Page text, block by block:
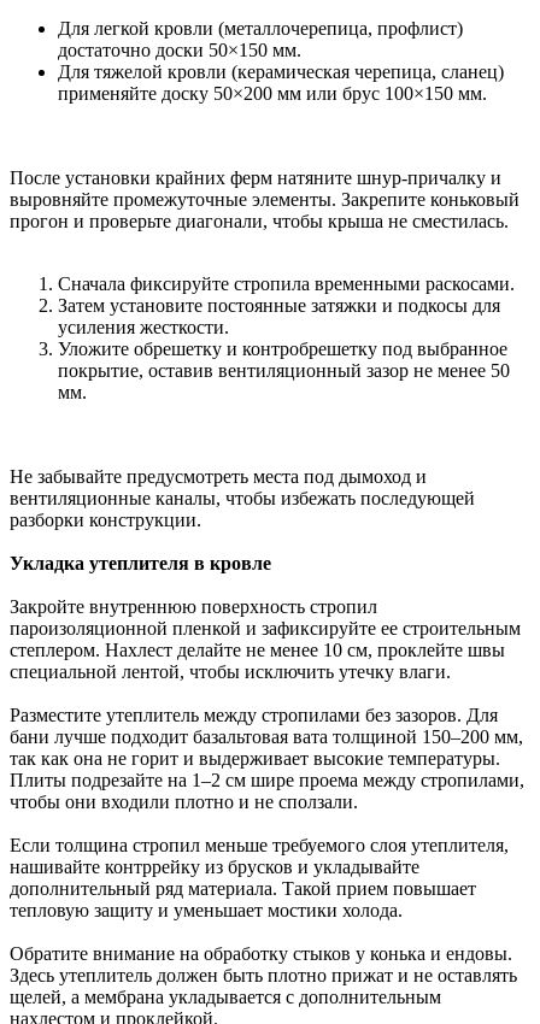
Для легкой кровли (металлочерепица, профлист)
достаточно доски 50×150 мм.
Для тяжелой кровли (керамическая черепица, сланец)
применяйте доску 50×200 мм или брус 100×150 мм.
После установки крайних ферм натяните шнур-причалку и
выровняйте промежуточные элементы. Закрепите коньковый
прогон и проверьте диагонали, чтобы крыша не сместилась.
Сначала фиксируйте стропила временными раскосами.
Затем установите постоянные затяжки и подкосы для
усиления жесткости.
Уложите обрешетку и контробрешетку под выбранное
покрытие, оставив вентиляционный зазор не менее 50
мм.
Не забывайте предусмотреть места под дымоход и
вентиляционные каналы, чтобы избежать последующей
разборки конструкции.
Укладка утеплителя в кровле
Закройте внутреннюю поверхность стропил
пароизоляционной пленкой и зафиксируйте ее строительным
степлером. Нахлест делайте не менее 10 см, проклейте швы
специальной лентой, чтобы исключить утечку влаги.
Разместите утеплитель между стропилами без зазоров. Для
бани лучше подходит базальтовая вата толщиной 150–200 мм,
так как она не горит и выдерживает высокие температуры.
Плиты подрезайте на 1–2 см шире проема между стропилами,
чтобы они входили плотно и не сползали.
Если толщина стропил меньше требуемого слоя утеплителя,
нашивайте контррейку из брусков и укладывайте
дополнительный ряд материала. Такой прием повышает
тепловую защиту и уменьшает мостики холода.
Обратите внимание на обработку стыков у конька и ендовы.
Здесь утеплитель должен быть плотно прижат и не оставлять
щелей, а мембрана укладывается с дополнительным
нахлестом и проклейкой.